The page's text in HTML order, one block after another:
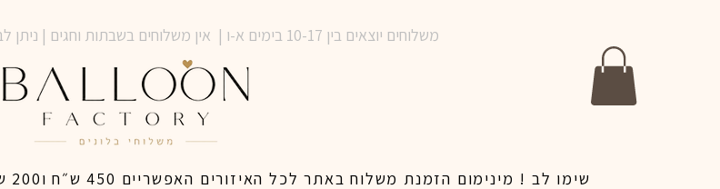
משלוחים יוצאים בין 10-17 בימים א-ו | אין משלוחים בשבתות וחגים | ניתן לבצע הזמנה לאותו היום עד שעה 14:00